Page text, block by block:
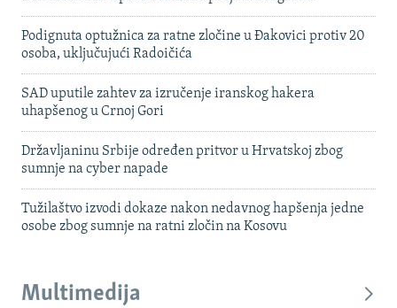
Podignuta optužnica za ratne zločine u Đakovici protiv 20
osoba, uključujući Radoičića
SAD uputile zahtev za izručenje iranskog hakera
uhapšenog u Crnoj Gori
Državljaninu Srbije određen pritvor u Hrvatskoj zbog
sumnje na cyber napade
Tužilaštvo izvodi dokaze nakon nedavnog hapšenja jedne
osobe zbog sumnje na ratni zločin na Kosovu
Multimedija